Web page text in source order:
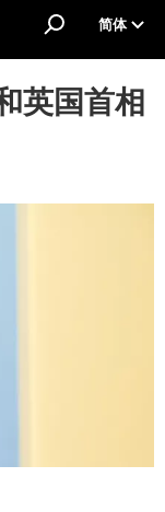
简体
英国首相